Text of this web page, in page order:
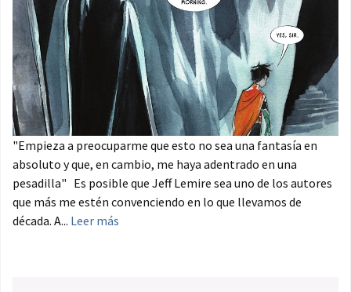
"Empieza a preocuparme que esto no sea una fantasía en
absoluto y que, en cambio, me haya adentrado en una
pesadilla" Es posible que Jeff Lemire sea uno de los autores
que más me estén convenciendo en lo que llevamos de
década. A... Leer más